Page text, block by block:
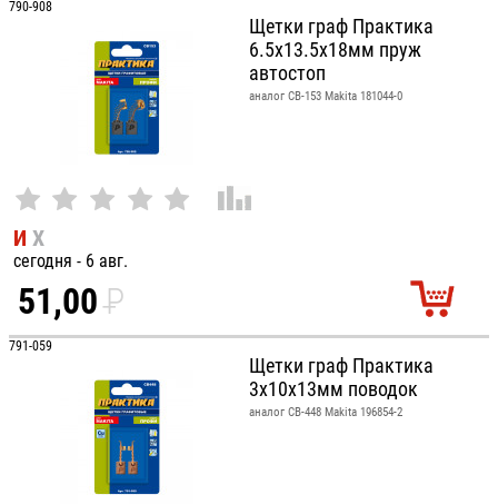
УБ.
790-908
Щетки граф Практика
6.5x13.5x18мм пруж
автостоп
аналог CB-153 Makita 181044-0
И Х
сегодня - 6 авг.
51,00P
УБ.
791-059
Щетки граф Практика
3x10x13мм поводок
аналог CB-448 Makita 196854-2